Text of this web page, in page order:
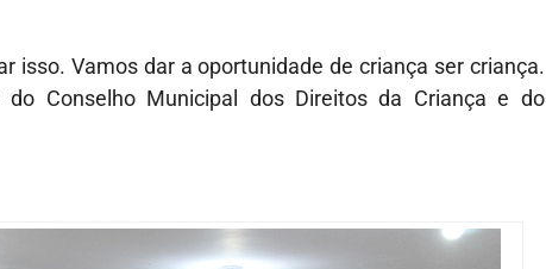
isso. Vamos dar a oportunidade de criança ser criança.
Conselho Municipal dos Direitos da Criança e do